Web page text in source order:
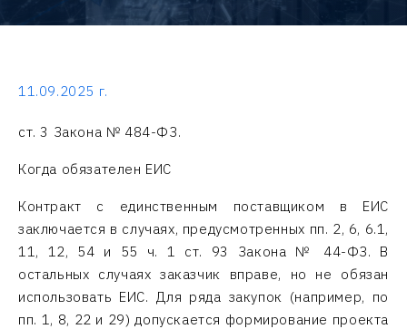
11.09.2025 г.
ст. 3 Закона № 484-ФЗ.
Когда обязателен ЕИС
Контракт с единственным поставщиком в ЕИС
заключается в случаях, предусмотренных пп. 2, 6, 6.1,
11, 12, 54 и 55 ч. 1 ст. 93 Закона № 44-ФЗ. В
остальных случаях заказчик вправе, но не обязан
использовать ЕИС. Для ряда закупок (например, по
пп. 1, 8, 22 и 29) допускается формирование проекта